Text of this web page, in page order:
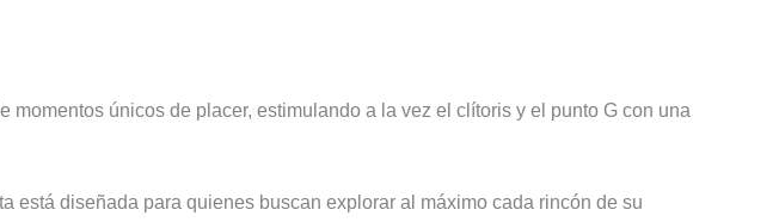
únicos de placer, estimulando a la vez el clítoris y el punto G con una
está diseñada para quienes buscan explorar al máximo cada rincón de su